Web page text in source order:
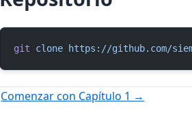
git clone https://github.com/
Comenzar con Capítulo 1 →